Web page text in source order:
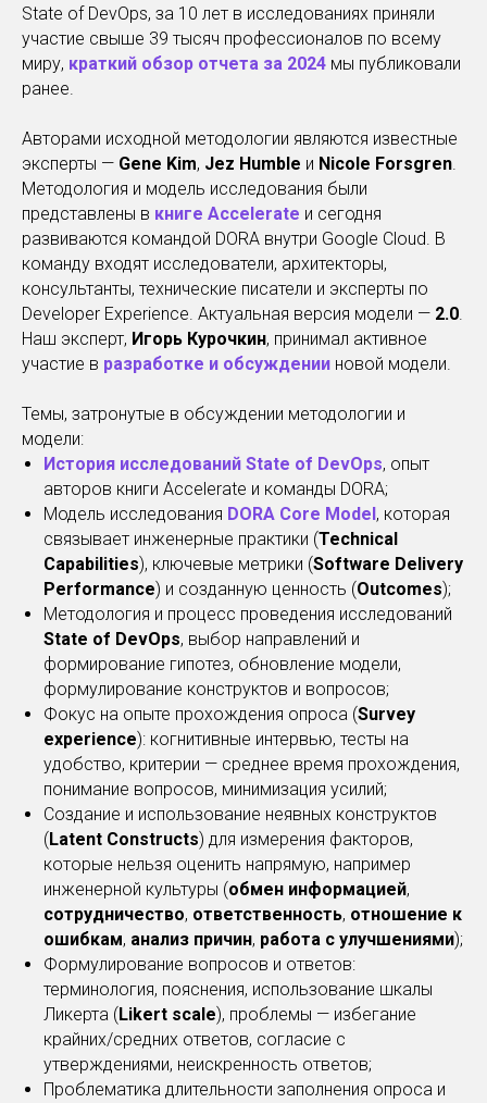
State of DevOps, за 10 лет в исследованиях приняли
участие свыше 39 тысяч профессионалов по всему
миру, краткий обзор отчета за 2024 мы публиковали
ранее.
Авторами исходной методологии являются известные
эксперты — Gene Kim, Jez Humble и Nicole Forsgren.
Методология и модель исследования были
представлены в книге Accelerate и сегодня
развиваются командой DORA внутри Google Cloud. В
команду входят исследователи, архитекторы,
консультанты, технические писатели и эксперты по
Developer Experience. Актуальная версия модели — 2.0.
Наш эксперт, Игорь Курочкин, принимал активное
участие в разработке и обсуждении новой модели.
Темы, затронутые в обсуждении методологии и
модели:
История исследований State of DevOps, опыт
авторов книги Accelerate и команды DORA;
Модель исследования DORA Core Model, которая
связывает инженерные практики (Technical
Capabilities), ключевые метрики (Software Delivery
Performance) и созданную ценность (Outcomes);
Методология и процесс проведения исследований
State of DevOps, выбор направлений и
формирование гипотез, обновление модели,
формулирование конструктов и вопросов;
Фокус на опыте прохождения опроса (Survey
experience): когнитивные интервью, тесты на
удобство, критерии — среднее время прохождения,
понимание вопросов, минимизация усилий;
Создание и использование неявных конструктов
(Latent Constructs) для измерения факторов,
которые нельзя оценить напрямую, например
инженерной культуры (обмен информацией,
сотрудничество, ответственность, отношение к
ошибкам, анализ причин, работа с улучшениями);
Формулирование вопросов и ответов:
терминология, пояснения, использование шкалы
Ликерта (Likert scale), проблемы — избегание
крайних/средних ответов, согласие с
утверждениями, неискренность ответов;
Проблематика длительности заполнения опроса и